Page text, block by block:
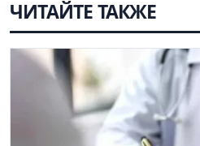
ЧИТАЙТЕ ТАКЖЕ